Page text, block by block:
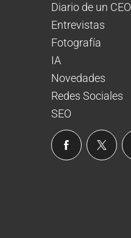
Diario de un CEO
Entrevistas
Fotografía
IA
Novedades
Redes Sociales
SEO